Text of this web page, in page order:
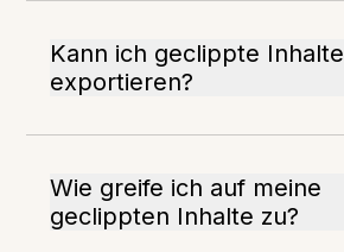
Kann ich geclippte Inhalte
exportieren?
Wie greife ich auf meine
geclippten Inhalte zu?